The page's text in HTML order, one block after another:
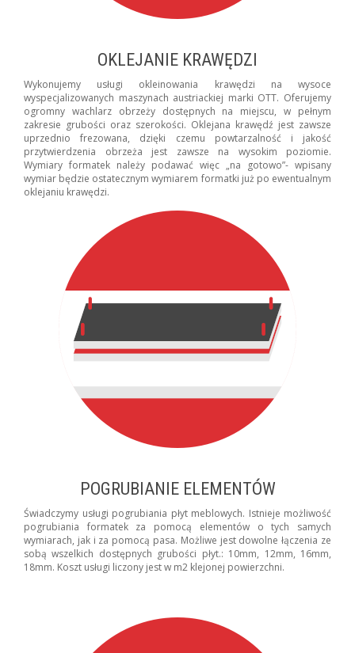
OKLEJANIE KRAWĘDZI
Wykonujemy usługi okleinowania krawędzi na wysoce
wyspecjalizowanych maszynach austriackiej marki OTT. Oferujemy
ogromny wachlarz obrzeży dostępnych na miejscu, w pełnym
zakresie grubości oraz szerokości. Oklejana krawędź jest zawsze
uprzednio frezowana, dzięki czemu powtarzalność i jakość
przytwierdzenia obrzeża jest zawsze na wysokim poziomie.
Wymiary formatek należy podawać więc „na gotowo”- wpisany
wymiar będzie ostatecznym wymiarem formatki już po ewentualnym
oklejaniu krawędzi.
POGRUBIANIE ELEMENTÓW
Świadczymy usługi pogrubiania płyt meblowych. Istnieje możliwość
pogrubiania formatek za pomocą elementów o tych samych
wymiarach, jak i za pomocą pasa. Możliwe jest dowolne łączenia ze
sobą wszelkich dostępnych grubości płyt.: 10mm, 12mm, 16mm,
18mm. Koszt usługi liczony jest w m2 klejonej powierzchni.